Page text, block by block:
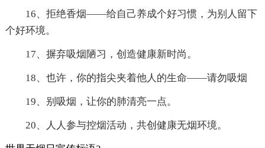
16、拒绝香烟——给自己养成个好习惯，为别人留下
个好环境。
17、摒弃吸烟陋习，创造健康新时尚。
18、也许，你的指尖夹着他人的生命——请勿吸烟
19、别吸烟，让你的肺清亮一点。
20、人人参与控烟活动，共创健康无烟环境。